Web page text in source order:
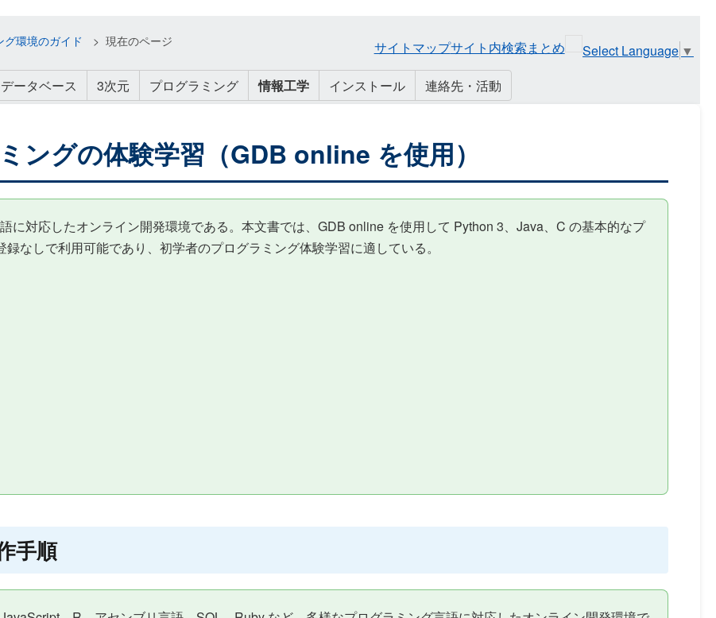
環境のガイド 現在のページ サイトマップサイト内検索まとめ Select Language ▼
データベース 3次元 プログラミング 情報工学 インストール 連絡先・活動
ングの体験学習（GDB online を使用）
に対応したオンライン開発環境である。本文書では、GDB online を使用して Python 3、Java、C の基本的なプ
なしで利用可能であり、初学者のプログラミング体験学習に適している。
手順